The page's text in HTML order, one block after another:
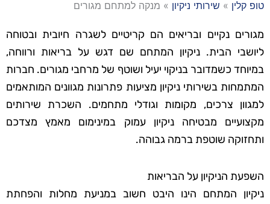
טופ קלין » שירותי ניקיון » מנקה למתחם מגורים
מגורים נקיים ובריאים הם קריטיים לשגרה חיובית ובטוחה
ליושבי הבית. ניקיון המתחם שם דגש על בריאות ורווחה,
במיוחד כשמדובר בניקוי יעיל ושוטף של מרחבי מגורים. חברות
המתמחות בשירותי ניקיון מציעות פתרונות מגוונים המותאמים
למגוון צרכים, מקומות וגודלי מתחמים. השכרת שירותים
מקצועיים מבטיחה ניקיון עמוק במינימום מאמץ מצדכם
ותחזוקה שוטפת ברמה גבוהה.
השפעת הניקיון על הבריאות
ניקיון המתחם הינו היבט חשוב במניעת מחלות והפחתת